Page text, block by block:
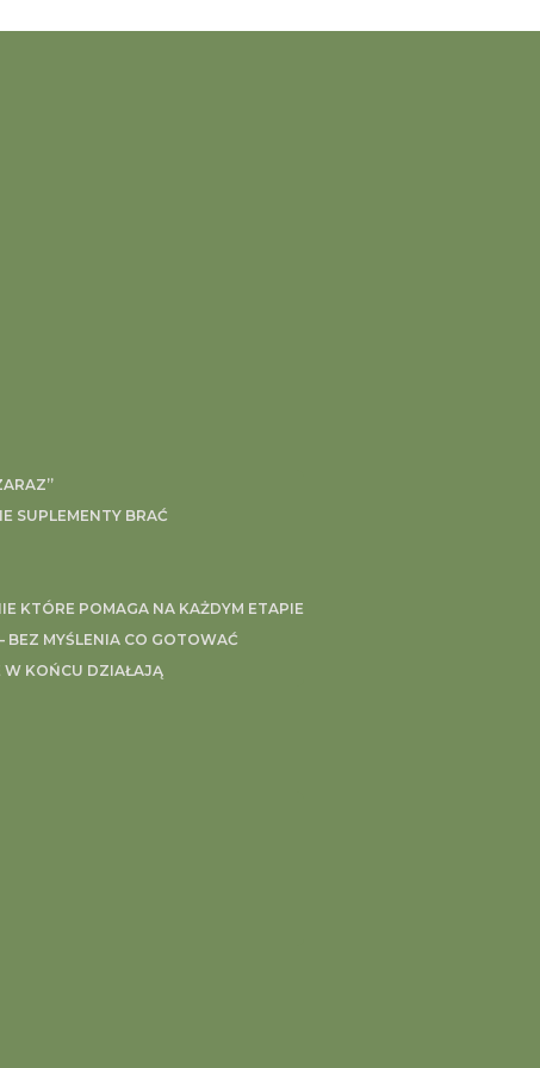
SUPLEMENTY BRAĆ
KTÓRE POMAGA NA KAŻDYM ETAPIE
MYŚLENIA CO GOTOWAĆ
W KOŃCU DZIAŁAJĄ